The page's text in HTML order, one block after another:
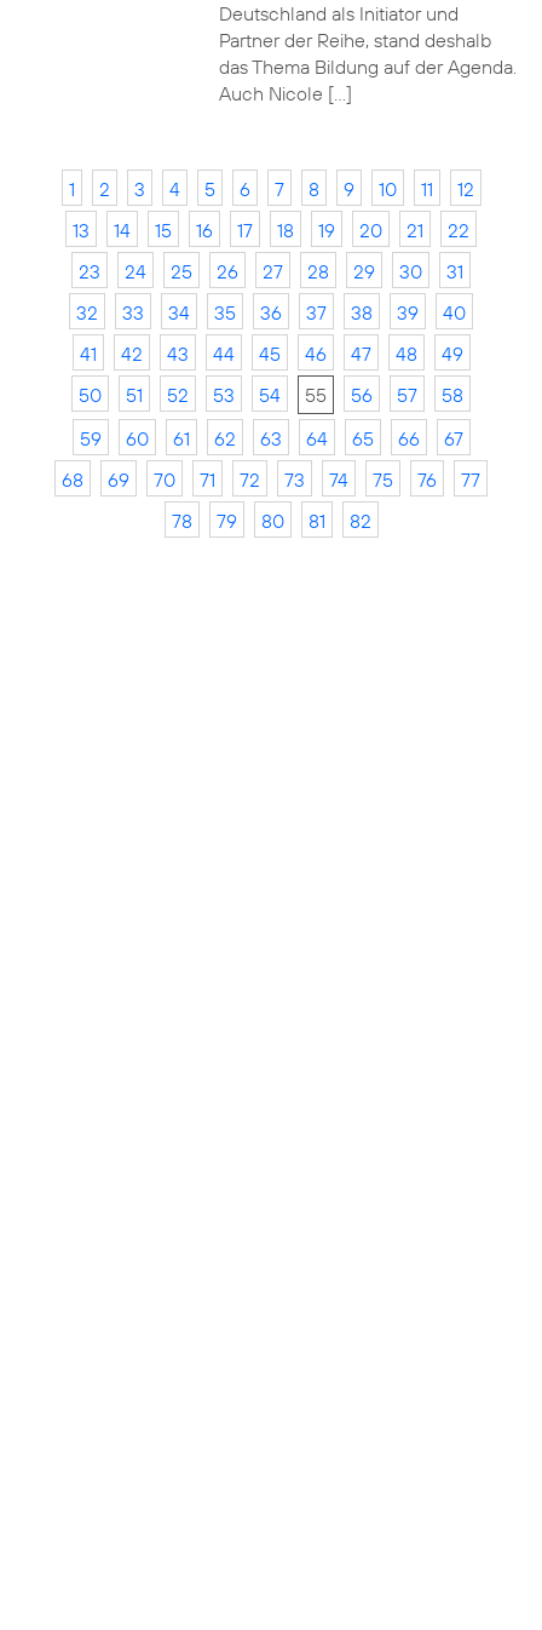
Deutschland als Initiator und
Partner der Reihe, stand deshalb
das Thema Bildung auf der Agenda.
Auch Nicole […]
1 2 3 4 5 6 7 8 9 10 11
12
13
14 15 16 17 18 19 20 21
22
23
24 25 26 27 28 29 30
31
32
33 34 35 36 37 38 39
40
41
42 43 44 45 46 47 48
49
50
51 52 53 54 55 56 57
58
59
60 61 62 63 64 65 66
67
68
69 70 71 72 73 74 75 76
77
78
79 80 81 82